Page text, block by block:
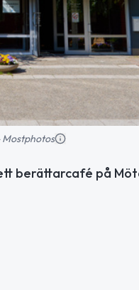
berättarcafé på